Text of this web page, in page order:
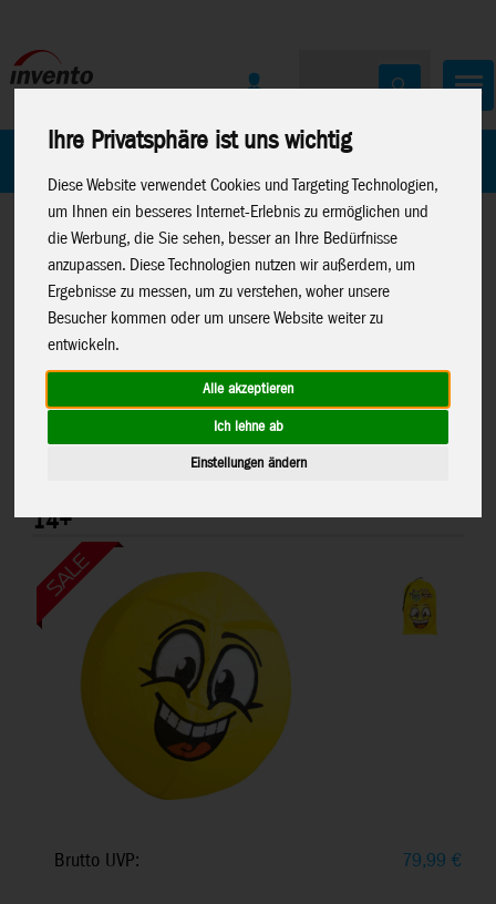
Ihre Privatsphäre ist uns wichtig
Diese Website verwendet Cookies und Targeting Technologien,
um Ihnen ein besseres Internet-Erlebnis zu ermöglichen und
die Werbung, die Sie sehen, besser an Ihre Bedürfnisse
anzupassen. Diese Technologien nutzen wir außerdem, um
Ergebnisse zu messen, um zu verstehen, woher unsere
Besucher kommen oder um unsere Website weiter zu
entwickeln.
Alle akzeptieren
Ich lehne ab
Einstellungen ändern
Home Marken
Home>Restposten
Hüpfende Moodeez Happy 100 cm,
14+
Brutto UVP: 79,99 €